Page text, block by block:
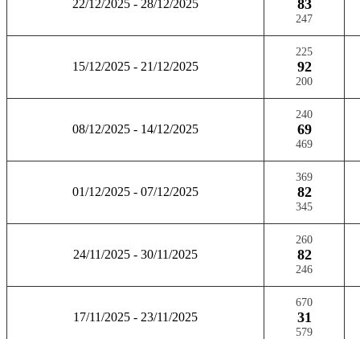
22/12/2025 - 28/12/2025 83
247
15/12/2025 - 21/12/2025
225
92
200
08/12/2025 - 14/12/2025
240
69
469
01/12/2025 - 07/12/2025
369
82
345
24/11/2025 - 30/11/2025
260
82
246
17/11/2025 - 23/11/2025
670
31
579